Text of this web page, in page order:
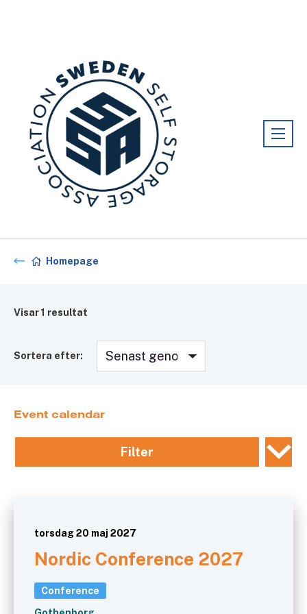
Homepage
Visar1 resultat
Sortera efter:
Event calendar
Filter
torsdag 20 maj 2027
Nordic Conference 2027
Conference